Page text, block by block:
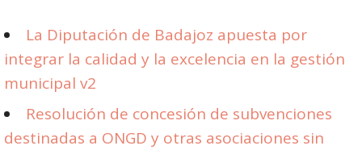
La Diputación de Badajoz apuesta por
integrar la calidad y la excelencia en la gestión
municipal v2
Resolución de concesión de subvenciones
destinadas a ONGD y otras asociaciones sin